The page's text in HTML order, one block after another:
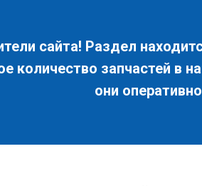
сайта! Раздел
количество запчастей в
они